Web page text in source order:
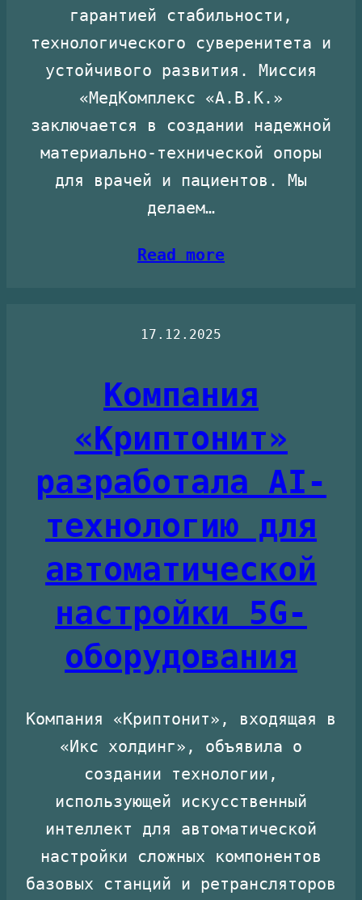
гарантией стабильности,
технологического суверенитета и
устойчивого развития. Миссия
«МедКомплекс «А.В.К.»
заключается в создании надежной
материально-технической опоры
для врачей и пациентов. Мы
делаем…
Read more
17.12.2025
Компания
«Криптонит»
разработала AI-
технологию для
автоматической
настройки 5G-
оборудования
Компания «Криптонит», входящая в
«Икс холдинг», объявила о
создании технологии,
использующей искусственный
интеллект для автоматической
настройки сложных компонентов
базовых станций и ретрансляторов